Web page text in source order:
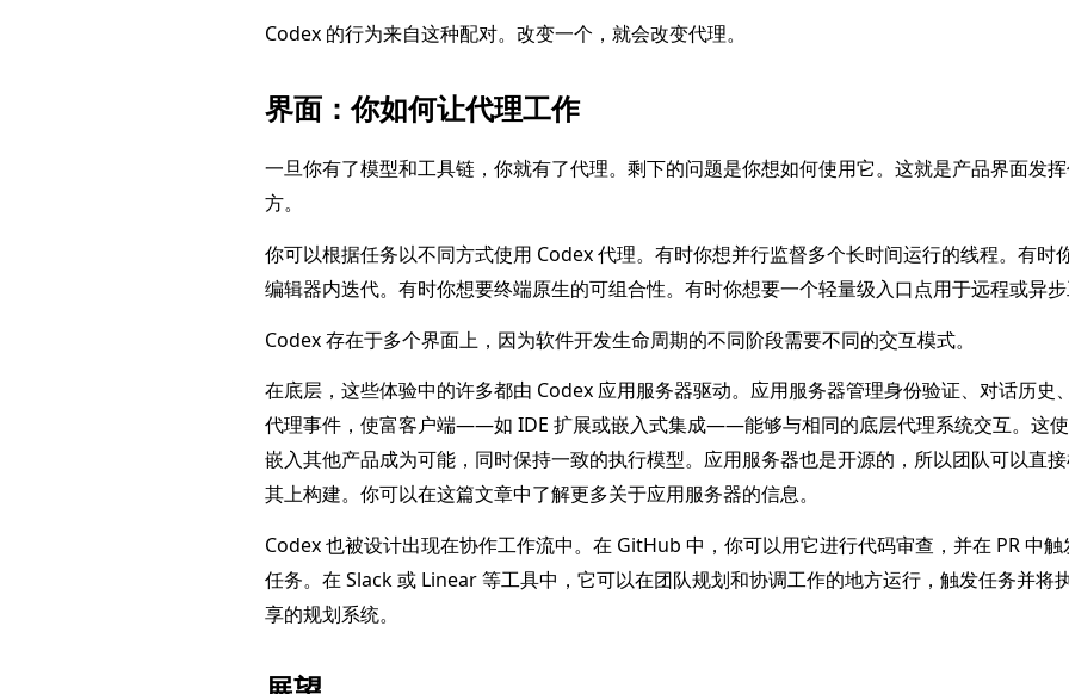
Codex 的行为来自这种配对。改变一个，就会改变代理。
界面：你如何让代理工作
一旦你有了模型和工具链，你就有了代理。剩下的问题是你想如何使用它。这就是产品界面发
方。
你可以根据任务以不同方式使用 Codex 代理。有时你想并行监督多个长时间运行的线程。有时
编辑器内迭代。有时你想要终端原生的可组合性。有时你想要一个轻量级入口点用于远程或异步
Codex 存在于多个界面上，因为软件开发生命周期的不同阶段需要不同的交互模式。
在底层，这些体验中的许多都由 Codex 应用服务器驱动。应用服务器管理身份验证、对话历史
代理事件，使富客户端——如 IDE 扩展或嵌入式集成——能够与相同的底层代理系统交互。这
嵌入其他产品成为可能，同时保持一致的执行模型。应用服务器也是开源的，所以团队可以直
其上构建。你可以在这篇文章中了解更多关于应用服务器的信息。
Codex 也被设计出现在协作工作流中。在 GitHub 中，你可以用它进行代码审查，并在 PR 中
任务。在 Slack 或 Linear 等工具中，它可以在团队规划和协调工作的地方运行，触发任务并将
享的规划系统。